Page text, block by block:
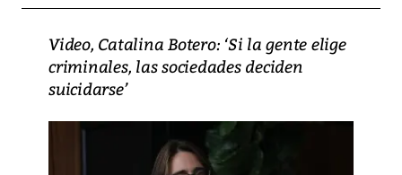
Video, Catalina Botero: ‘Si la gente elige
criminales, las sociedades deciden
suicidarse’